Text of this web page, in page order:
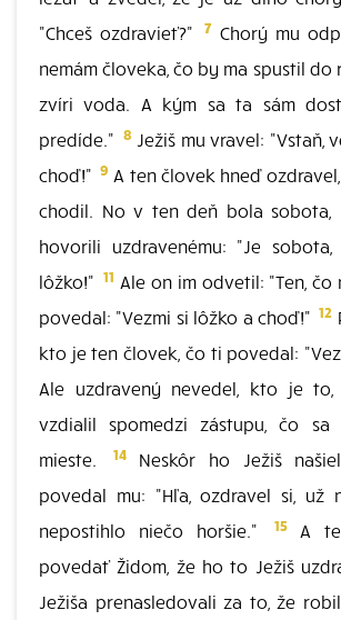
"Chceš ozdravieť?"
7 Chorý mu
nemám človeka, čo by ma spustil do
zvíri voda. A kým sa ta sám
predíde." 8 Ježiš mu vravel: "Vstaň,
choď!" 9 A ten človek hneď
chodil. No v ten deň bola sobota,
hovorili uzdravenému: "Je sobota,
lôžko!" 11 Ale on im odvetil: "Ten, čo
povedal: "Vezmi si lôžko a choď!" 12
kto je ten človek, čo ti povedal:
Ale uzdravený nevedel, kto je to,
vzdialil spomedzi zástupu, čo
mieste.
14Neskôr ho Ježiš
povedal mu: "Hľa, ozdravel si, už
nepostihlo niečo horšie."
15A
povedať Židom, že ho to Ježiš
Ježiša prenasledovali za to, že